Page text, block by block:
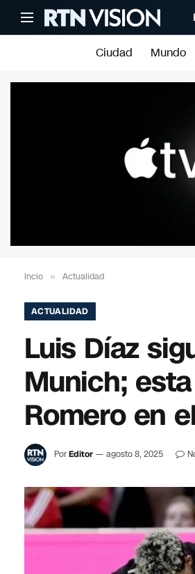
Ciudad Mundo
Incio » Actualidad
ACTUALIDAD
Luis Díaz
Munich; esta
Romero en
PorEditor agosto 8, 2025